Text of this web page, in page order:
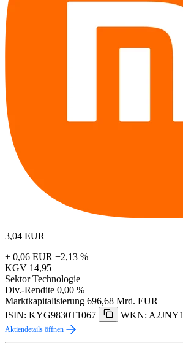
3,04 EUR
+ 0,06 EUR +2,13 %
KGV 14,95
Sektor Technologie
Div.-Rendite 0,00 %
Marktkapitalisierung 696,68 Mrd. EUR
ISIN: KYG9830T1067
WKN: A2JNY1
Aktiendetails öffnen